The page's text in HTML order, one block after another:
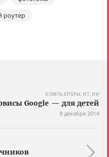
роутер
КОМПЬЮТЕРЫ, ИТ, ИИ
Google — для детей
8 декабря 2014